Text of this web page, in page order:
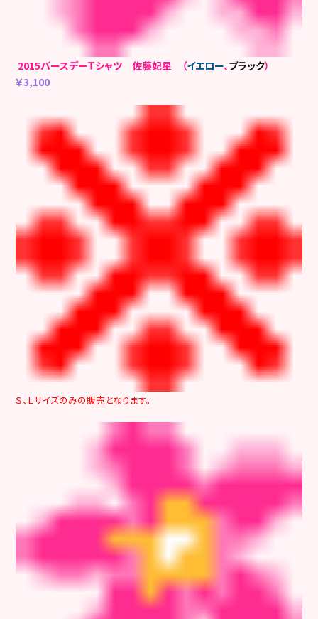
2015バースデーＴシャツ 佐藤妃星 （イエロー、ブラック）
￥3,100
Ｓ、Ｌサイズのみの販売となります。